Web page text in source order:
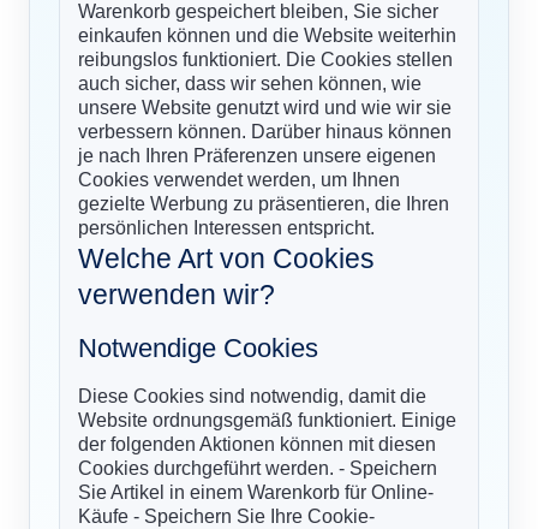
Warenkorb gespeichert bleiben, Sie sicher
einkaufen können und die Website weiterhin
reibungslos funktioniert. Die Cookies stellen
auch sicher, dass wir sehen können, wie
unsere Website genutzt wird und wie wir sie
verbessern können. Darüber hinaus können
je nach Ihren Präferenzen unsere eigenen
Cookies verwendet werden, um Ihnen
gezielte Werbung zu präsentieren, die Ihren
persönlichen Interessen entspricht.
Welche Art von Cookies
verwenden wir?
Notwendige Cookies
Diese Cookies sind notwendig, damit die
Website ordnungsgemäß funktioniert. Einige
der folgenden Aktionen können mit diesen
Cookies durchgeführt werden. - Speichern
Sie Artikel in einem Warenkorb für Online-
Käufe - Speichern Sie Ihre Cookie-